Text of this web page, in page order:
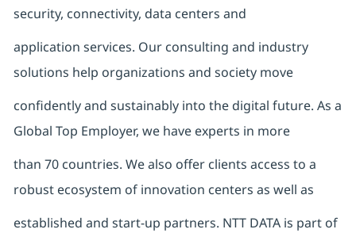
security, connectivity, data centers and
application services. Our consulting and industry
solutions help organizations and society move
confidently and sustainably into the digital future. As a
Global Top Employer, we have experts in more
than 70 countries. We also offer clients access to a
robust ecosystem of innovation centers as well as
established and start-up partners. NTT DATA is part of